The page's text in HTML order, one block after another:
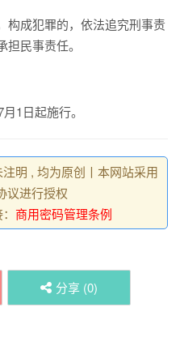
构成犯罪的，依法追究刑事责
民事责任。
1日起施行。
明 , 均为原创丨本网站采用
议进行授权
商用密码管理条例
分享 (0)